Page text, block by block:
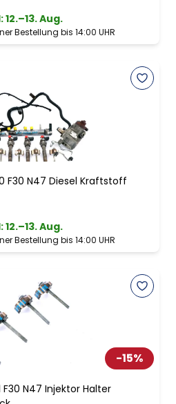
:12.–13. Aug.
Bestellung bis 14:00 UHR
F30 N47 Diesel Kraftstoff
:12.–13. Aug.
Bestellung bis 14:00 UHR
-15%
F30 N47 Injektor Halter